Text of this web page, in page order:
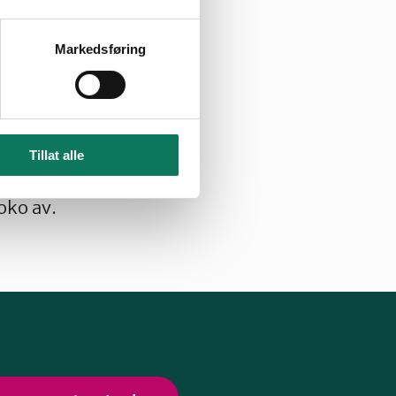
Markedsføring
Tillat alle
difor setje av
slåttemark på
pengar til
ein manglar
av.